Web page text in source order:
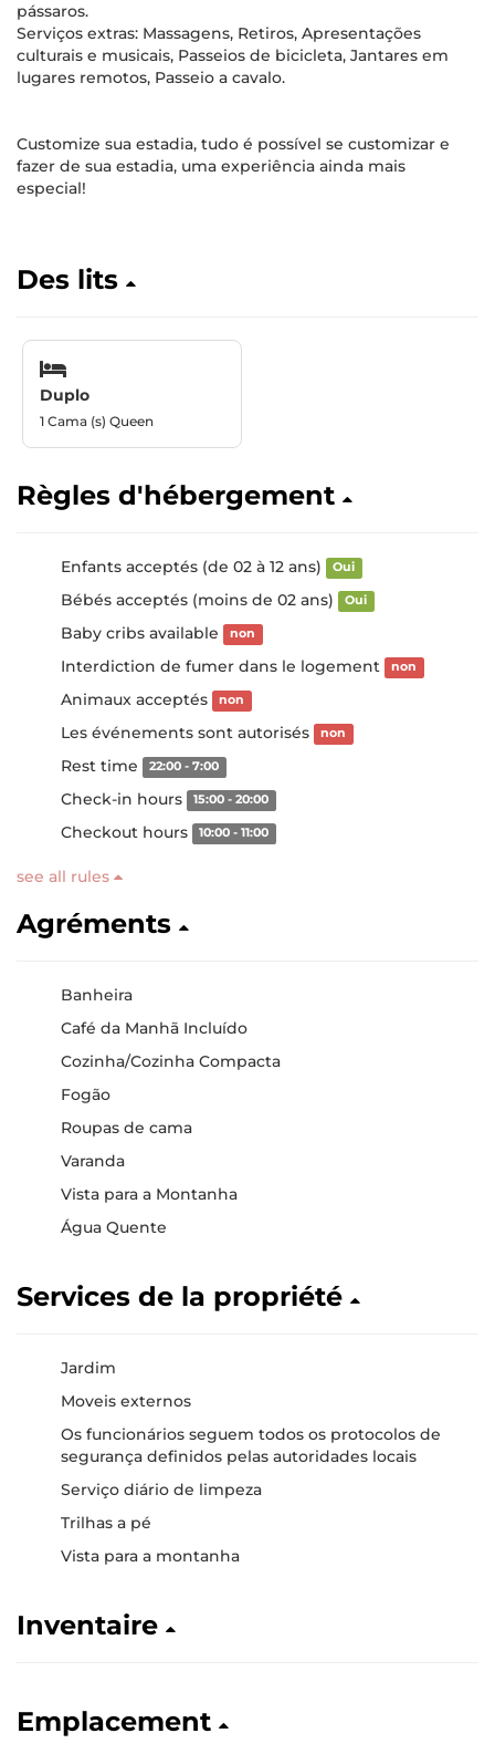
pássaros.
Serviços extras: Massagens, Retiros, Apresentações
culturais e musicais, Passeios de bicicleta, Jantares em
lugares remotos, Passeio a cavalo.
Customize sua estadia, tudo é possível se customizar e
fazer de sua estadia, uma experiência ainda mais
especial!
Des lits
Duplo
1 Cama (s) Queen
Règles d'hébergement
Enfants acceptés (de 02 à 12 ans) Oui
Bébés acceptés (moins de 02 ans) Oui
Baby cribs available non
Interdiction de fumer dans le logement non
Animaux acceptés non
Les événements sont autorisés non
Rest time 22:00 - 7:00
Check-in hours 15:00 - 20:00
Checkout hours 10:00 - 11:00
see all rules
Agréments
Banheira
Café da Manhã Incluído
Cozinha/Cozinha Compacta
Fogão
Roupas de cama
Varanda
Vista para a Montanha
Água Quente
Services de la propriété
Jardim
Moveis externos
Os funcionários seguem todos os protocolos de
segurança definidos pelas autoridades locais
Serviço diário de limpeza
Trilhas a pé
Vista para a montanha
Inventaire
Emplacement